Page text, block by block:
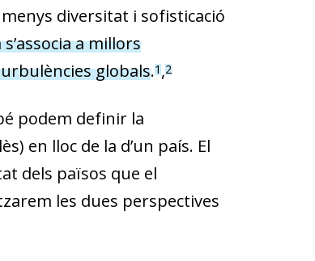
diversitat i sofisticació
a millors
globals.1,2
podem definir la
en lloc de la d’un país. El
dels països que el
les dues perspectives